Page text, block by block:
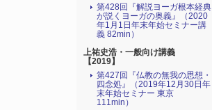
第428回『解説ヨーガ根本経典
が説くヨーガの奥義』（2020
年1月1日年末年始セミナー講
義 82min）
上祐史浩・一般向け講義
【2019】
第427回『仏教の無我の思想・
四念処』（2019年12月30日年
末年始セミナー 東京
111min）